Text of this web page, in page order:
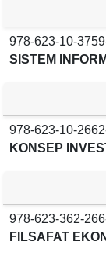
978-623-10-
SISTEM
978-623-10-
KONSEP
978-623-362-
FILSAFAT